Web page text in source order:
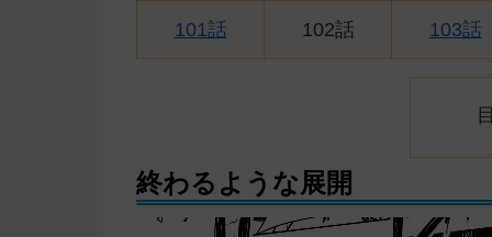
101話 102話 103話
終わるような展開